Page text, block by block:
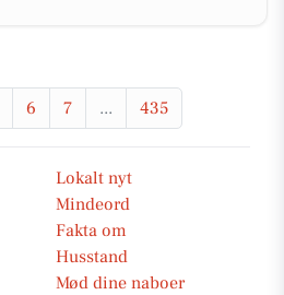
6 7 ... 435
Lokalt nyt
Mindeord
Fakta om
Husstand
Mød dine naboer